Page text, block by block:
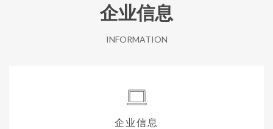
企业信息
INFORMATION
企业信息